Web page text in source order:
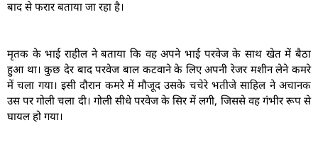
बाद से फरार बताया जा रहा है।
मृतक के भाई राहील ने बताया कि वह अपने भाई परवेज के साथ खेत में बैठा
हुआ था। कुछ देर बाद परवेज बाल कटवाने के लिए अपनी रेजर मशीन लेने कमरे
में चला गया। इसी दौरान कमरे में मौजूद उसके चचेरे भतीजे साहिल ने अचानक
उस पर गोली चला दी। गोली सीधे परवेज के सिर में लगी, जिससे वह गंभीर रूप से
घायल हो गया।